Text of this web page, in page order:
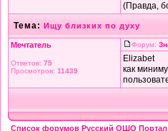
(Правда,
Тема: Ищу близких по духу
Мечтатель
Ответов: 75
Просмотров: 11439
Форум:
Elizabet
как
Список форумов Русский ОШО Портал